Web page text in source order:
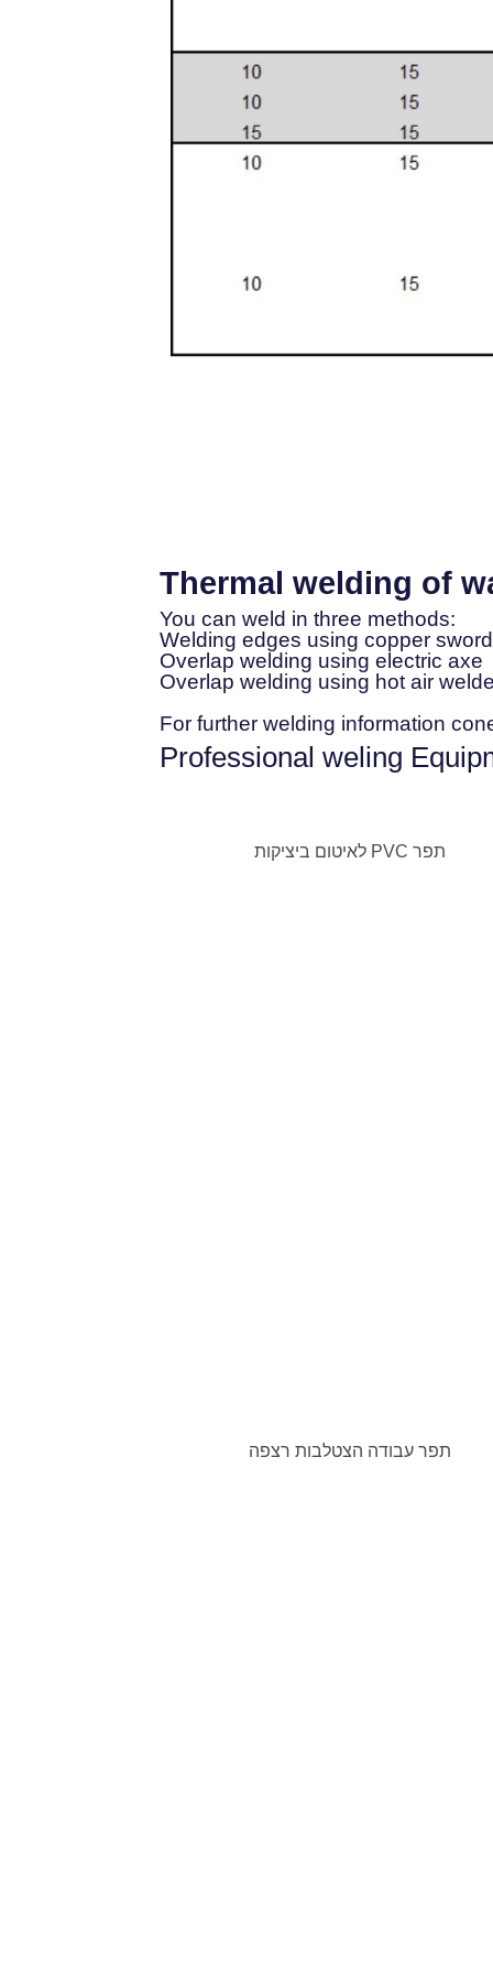
Thermal welding of
:You can weld in three methods
Welding edges using copper
Overlap welding using electric axe
Overlap welding using hot air
For further welding information